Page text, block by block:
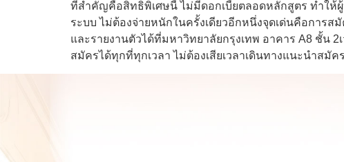
ที่สำคัญคือสิทธิพิเศษนี้ ไม่มีดอกเบี้ยตลอดหลักสูตร ทำให้ผู้
ระบบ ไม่ต้องจ่ายหนักในครั้งเดียวอีกหนึ่งจุดเด่นคือการ
และรายงานตัวได้ที่มหาวิทยาลัยกรุงเทพ อาคาร A8 ชั้น
สมัครได้ทุกที่ทุกเวลา ไม่ต้องเสียเวลาเดินทางแนะนำส